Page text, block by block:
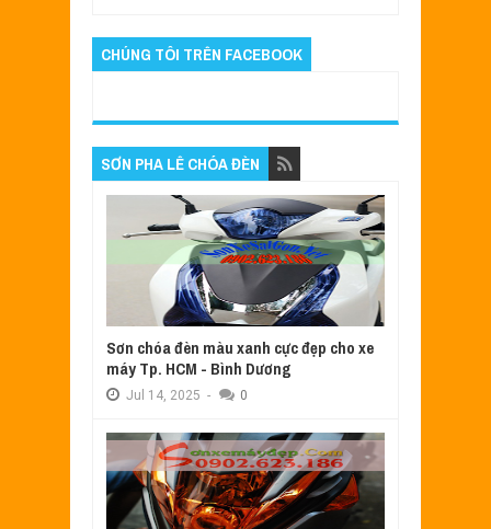
CHÚNG TÔI TRÊN FACEBOOK
SƠN PHA LÊ CHÓA ĐÈN
Sơn chóa đèn màu xanh cực đẹp cho xe
máy Tp. HCM - Bình Dương
Jul 14, 2025 - 0